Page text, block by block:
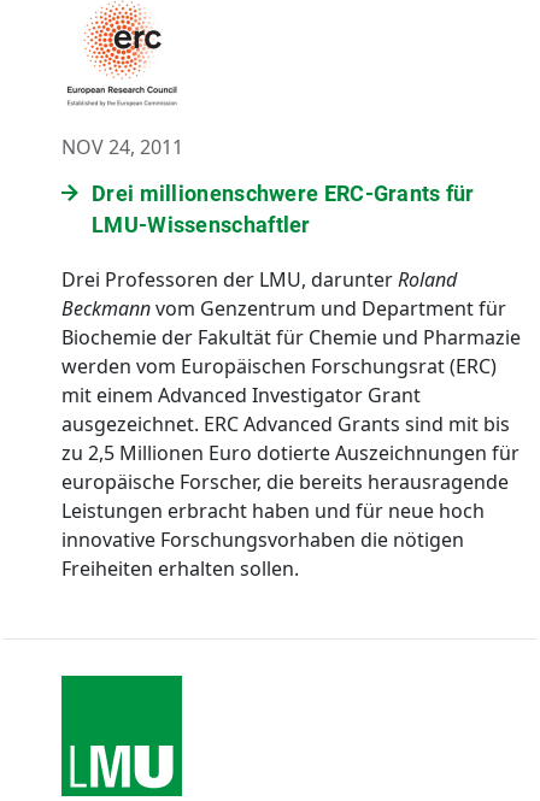
NOV 24, 2011
Drei millionenschwere ERC-Grants für
LMU-Wissenschaftler
Drei Professoren der LMU, darunterRoland
Beckmannvom Genzentrum und Department für
Biochemie der Fakultät für Chemie und Pharmazie
werden vom Europäischen Forschungsrat (ERC)
mit einem Advanced Investigator Grant
ausgezeichnet. ERC Advanced Grants sind mit bis
zu 2,5 Millionen Euro dotierte Auszeichnungen für
europäische Forscher, die bereits herausragende
Leistungen erbracht haben und für neue hoch
innovative Forschungsvorhaben die nötigen
Freiheiten erhalten sollen.